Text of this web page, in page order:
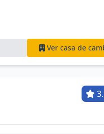
Ver casa de